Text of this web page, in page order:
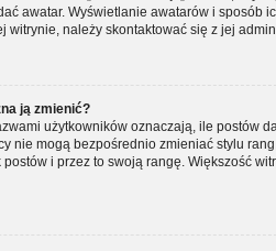
awatar. Wyświetlanie awatarów i
witrynie, należy skontaktować się z jej
ją zmienić?
użytkowników oznaczają, ile postów
nie mogą bezpośrednio zmieniać stylu
i przez to swoją rangę. Większość